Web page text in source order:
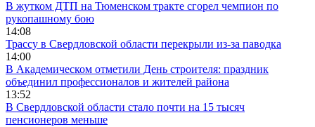
В жутком ДТП на Тюменском тракте сгорел чемпион по
рукопашному бою
14:08
Трассу в Свердловской области перекрыли из-за паводка
14:00
В Академическом отметили День строителя: праздник
объединил профессионалов и жителей района
13:52
В Свердловской области стало почти на 15 тысяч
пенсионеров меньше